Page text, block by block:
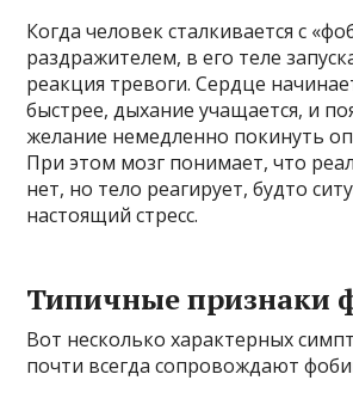
Когда человек сталкивается с
раздражителем, в его теле
реакция тревоги. Сердце
быстрее, дыхание учащается, и
желание немедленно покинуть
При этом мозг понимает, что
нет, но тело реагирует, будто
настоящий стресс.
Типичные признаки
Вот несколько характерных
почти всегда сопровождают